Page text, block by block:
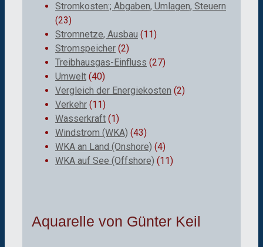
Stromkosten:; Abgaben, Umlagen, Steuern
(23)
Stromnetze, Ausbau (11)
Stromspeicher (2)
Treibhausgas-Einfluss (27)
Umwelt (40)
Vergleich der Energiekosten (2)
Verkehr (11)
Wasserkraft (1)
Windstrom (WKA) (43)
WKA an Land (Onshore) (4)
WKA auf See (Offshore) (11)
Aquarelle von Günter Keil